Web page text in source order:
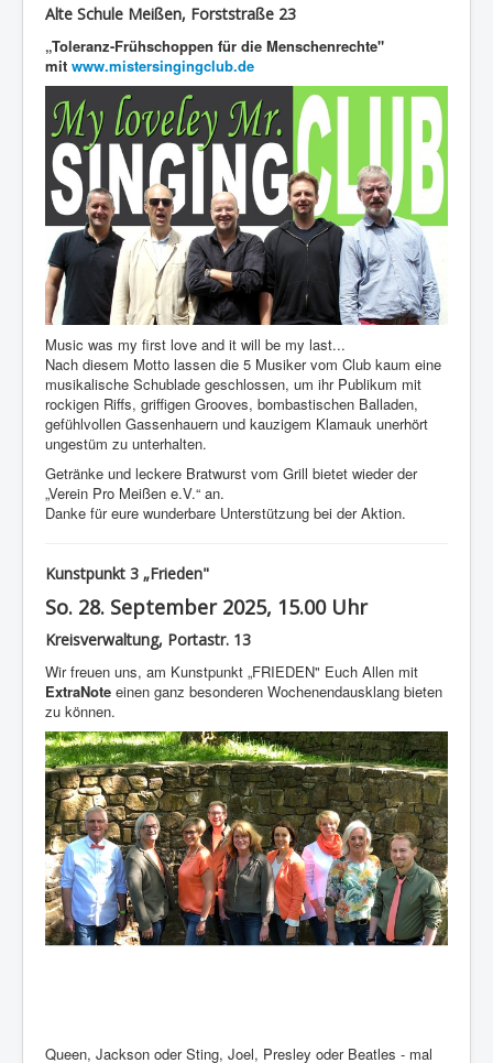
Alte Schule Meißen, Forststraße 23
„Toleranz-Frühschoppen für die Menschenrechte"
mit www.mistersingingclub.de
Music was my first love and it will be my last...
Nach diesem Motto lassen die 5 Musiker vom Club kaum eine
musikalische Schublade geschlossen, um ihr Publikum mit
rockigen Riffs, griffigen Grooves, bombastischen Balladen,
gefühlvollen Gassenhauern und kauzigem Klamauk unerhört
ungestüm zu unterhalten.
Getränke und leckere Bratwurst vom Grill bietet wieder der
„Verein Pro Meißen e.V.“ an.
Danke für eure wunderbare Unterstützung bei der Aktion.
Kunstpunkt 3 „Frieden"
So. 28. September 2025, 15.00 Uhr
Kreisverwaltung, Portastr. 13
Wir freuen uns, am Kunstpunkt „FRIEDEN" Euch Allen mit
ExtraNote einen ganz besonderen Wochenendausklang bieten
zu können.
Queen, Jackson oder Sting, Joel, Presley oder Beatles - mal